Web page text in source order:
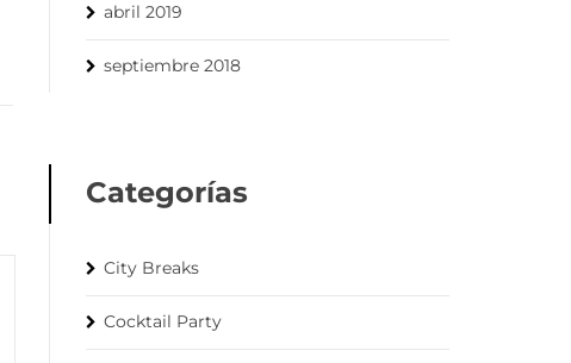
abril 2019
septiembre 2018
Categorías
City Breaks
Cocktail Party